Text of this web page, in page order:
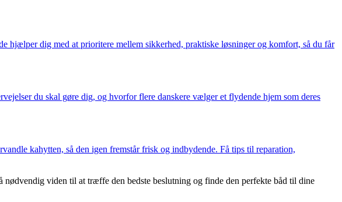
hjælper dig med at prioritere mellem sikkerhed, praktiske løsninger og komfort, så du får
du skal gøre dig, og hvorfor flere danskere vælger et flydende hjem som deres
kahytten, så den igen fremstår frisk og indbydende. Få tips til reparation,
viden til at træffe den bedste beslutning og finde den perfekte båd til dine